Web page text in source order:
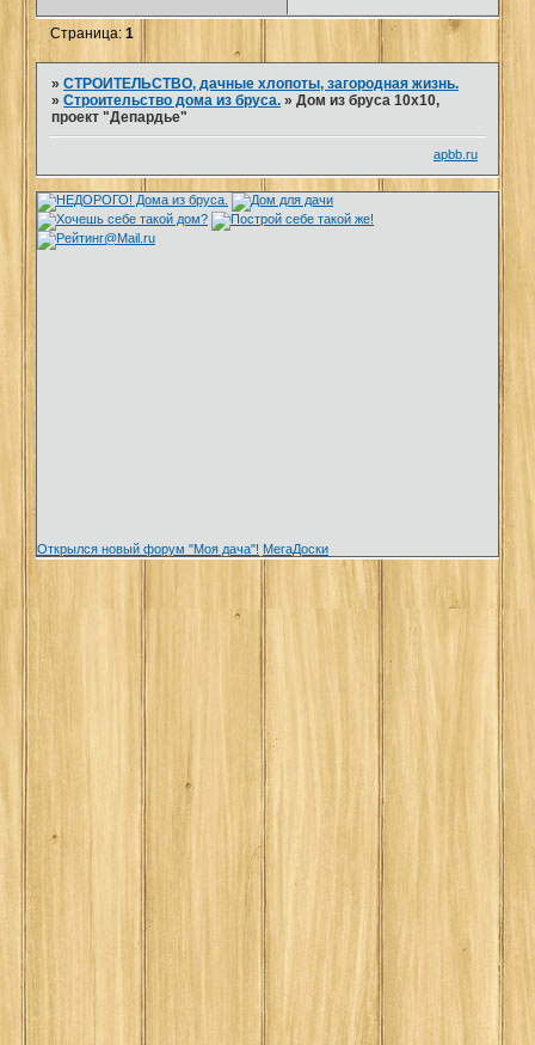
Страница:1
»СТРОИТЕЛЬСТВО, дачные хлопоты, загородная жизнь.
»Строительство дома из бруса. »Дом из бруса 10х10,
проект "Депардье"
apbb.ru
Открылся новый форум "Моя дача"! МегаДоски